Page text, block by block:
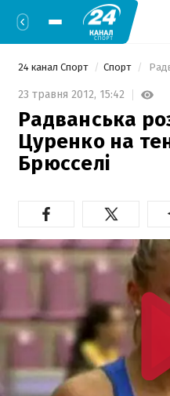
24 канал Спорт Спорт
23 травня 2012, 15:42
Радванська
Цуренко на
Брюсселі